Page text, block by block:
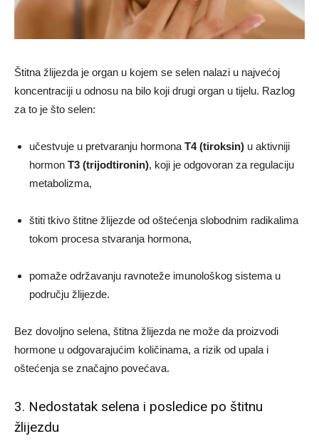
Štitna žlijezda je organ u kojem se selen nalazi u najvećoj
koncentraciji u odnosu na bilo koji drugi organ u tijelu. Razlog
za to je što selen:
učestvuje u pretvaranju hormona T4 (tiroksin) u aktivniji
hormon T3 (trijodtironin), koji je odgovoran za regulaciju
metabolizma,
štiti tkivo štitne žlijezde od oštećenja slobodnim radikalima
tokom procesa stvaranja hormona,
pomaže održavanju ravnoteže imunološkog sistema u
području žlijezde.
Bez dovoljno selena, štitna žlijezda ne može da proizvodi
hormone u odgovarajućim količinama, a rizik od upala i
oštećenja se značajno povećava.
3. Nedostatak selena i posledice po štitnu
žlijezdu